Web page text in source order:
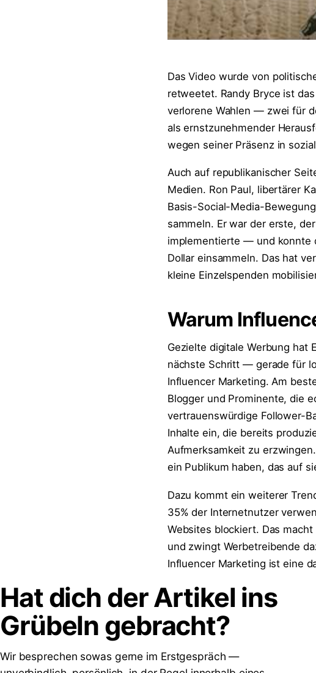
Das Video wurde von
retweetet. Randy Bryce ist
verlorene Wahlen — zwei für
als ernstzunehmender
wegen seiner Präsenz in
Auch auf republikanischer
Medien. Ron Paul, libertärer
Basis-Social-Media-
sammeln. Er war der erste,
implementierte — und konnte
Dollar einsammeln. Das hat
kleine Einzelspenden
Warum
Gezielte digitale Werbung hat
nächste Schritt — gerade für
Influencer Marketing. Am
Blogger und Prominente, die
vertrauenswürdige Follower-
Inhalte ein, die bereits
Aufmerksamkeit zu
ein Publikum haben, das auf
Dazu kommt ein weiterer
35% der Internetnutzer
Websites blockiert. Das
und zwingt Werbetreibende
Influencer Marketing ist eine
Hat dich der Artikel ins
Grübeln gebracht?
Wir besprechen sowas gerne im Erstgespräch —